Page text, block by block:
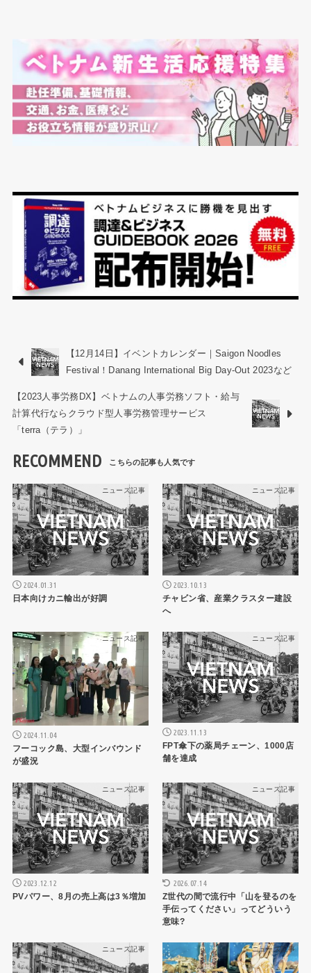
【12月14日】イベントカレンダー｜Saigon Noodles
Festival！Danang International Big Day-Out 2023など
【2023人事労務DX】ベトナムの人事労務ソフト・給与
計算代行ならクラウド型人事労務管理サービス
「terra（テラ）」
RECOMMEND
ニュース記事
2024.01.31
日本向けカニ輸出が好調
ニュース記事
2023.10.13
チャビン省、産業クラスター建設
へ
ニュース記事
2024.11.04
フーコック島、大型インバウンド
が盛況
ニュース記事
2023.11.13
FPT傘下の薬局チェーン、1000店
舗を達成
ニュース記事
2023.12.12
PVパワー、8月の売上高は3％増加
ニュース記事
2026.07.14
Z世代の間で流行中「山を登るのを
手伝ってください」ってどういう
意味?
ニュース記事 ニュース記事